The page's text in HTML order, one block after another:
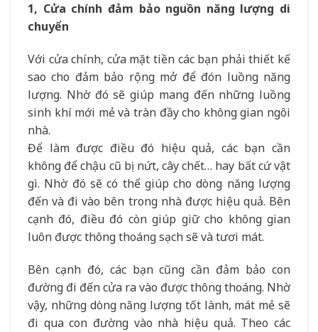
1, Cửa chính đảm bảo nguồn năng lượng di
chuyển
Với cửa chính, cửa mặt tiền các bạn phải thiết kế
sao cho đảm bảo rộng mở để đón luồng năng
lượng. Nhờ đó sẽ giúp mang đến những luồng
sinh khí mới mẻ và tràn đầy cho không gian ngôi
nhà.
Để làm được điều đó hiệu quả, các bạn cần
không để chậu cũ bị nứt, cây chết… hay bất cứ vật
gì. Nhờ đó sẽ có thể giúp cho dòng năng lượng
đến và đi vào bên trong nhà được hiệu quả. Bên
cạnh đó, điều đó còn giúp giữ cho không gian
luôn được thông thoáng sạch sẽ và tươi mát.
Bên cạnh đó, các bạn cũng cần đảm bảo con
đường đi đến cửa ra vào được thông thoáng. Nhờ
vậy, những dòng năng lượng tốt lành, mát mẻ sẽ
đi qua con đường vào nhà hiệu quả. Theo các